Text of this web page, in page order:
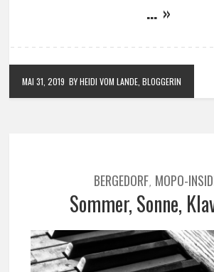
… »
MAI 31, 2019 BY HEIDI VOM LANDE, BLOGGERIN
BERGEDORF, MOPO-
Sommer, Sonne,